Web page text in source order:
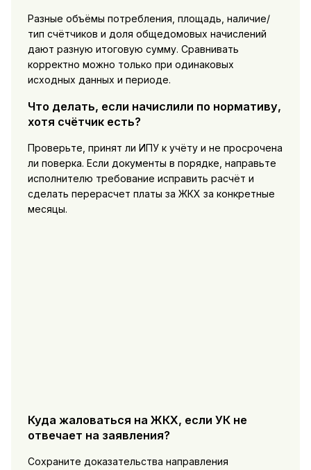
Разные объёмы потребления, площадь, наличие/
тип счётчиков и доля общедомовых начислений
дают разную итоговую сумму. Сравнивать
корректно можно только при одинаковых
исходных данных и периоде.
Что делать, если начислили по нормативу,
хотя счётчик есть?
Проверьте, принят ли ИПУ к учёту и не просрочена
ли поверка. Если документы в порядке, направьте
исполнителю требование исправить расчёт и
сделать перерасчет платы за ЖКХ за конкретные
месяцы.
Куда жаловаться на ЖКХ, если УК не
отвечает на заявления?
Сохраните доказательства направления